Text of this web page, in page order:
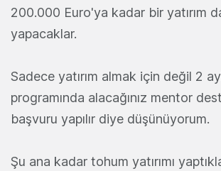
200.000 Euro'ya kadar bir yatırım
yapacaklar.
Sadece yatırım almak için değil 2
programında alacağınız mentor
başvuru yapılır diye düşünüyorum.
Şu ana kadar tohum yatırımı